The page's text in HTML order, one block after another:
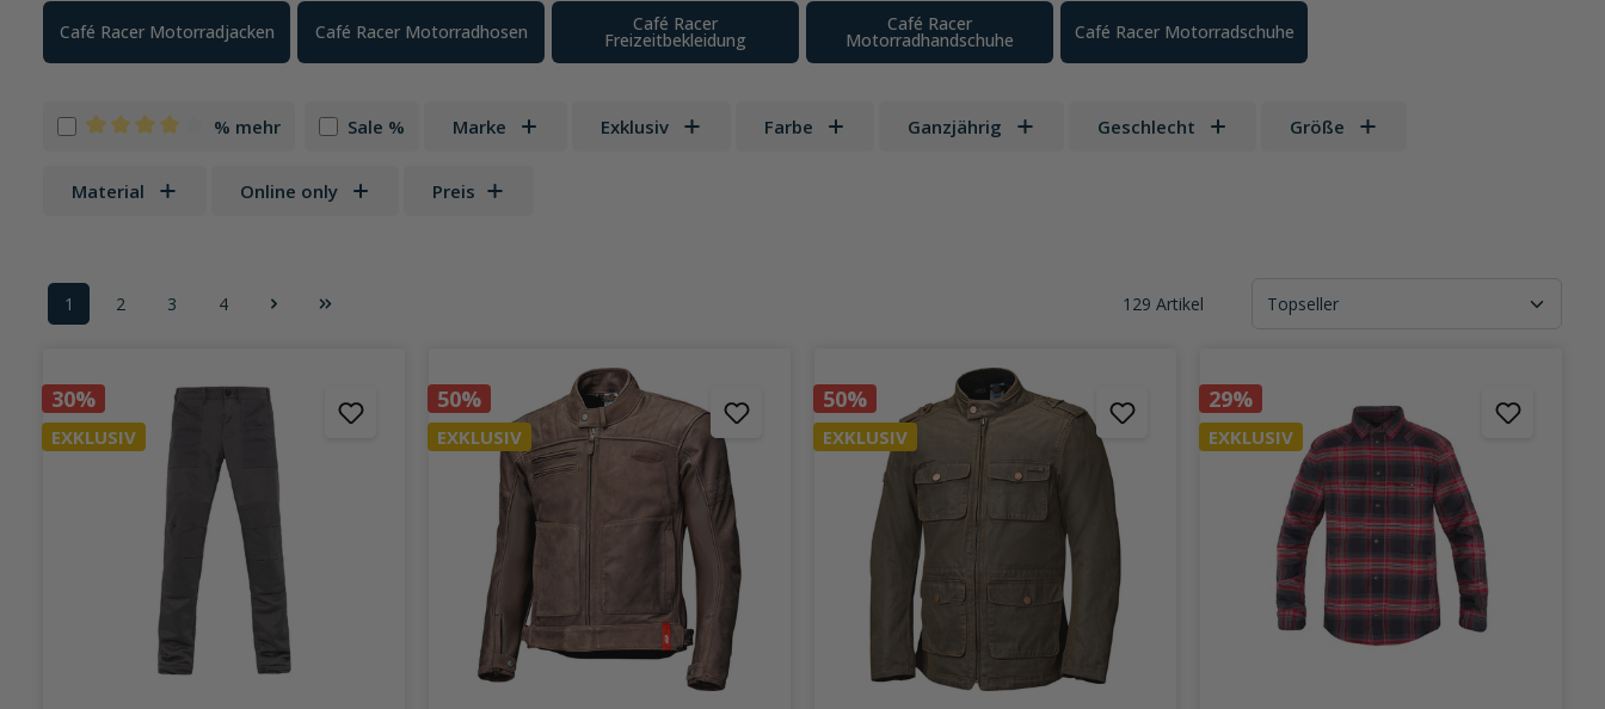
Kategoriegalerie überspringen
Café Racer Motorradjacken
Café Racer Motorradhosen Café Racer
Freizeitbekleidung
Café Racer
Motorradhandschuhe Café Racer Motorradschuhe
% mehr Sale % Marke Exklusiv Farbe Ganzjährig Geschlecht Größe
Material Online only Preis
Seite
1 Seite
2 Seite
3 Seite
4 129 Artikel
30%
EXKLUSIV
50%
EXKLUSIV
50%
EXKLUSIV
29%
EXKLUSIV